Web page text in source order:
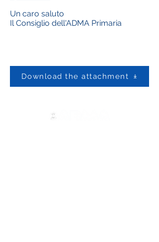
Un caro saluto
Il Consiglio dell'ADMA Primaria
Download the attachment